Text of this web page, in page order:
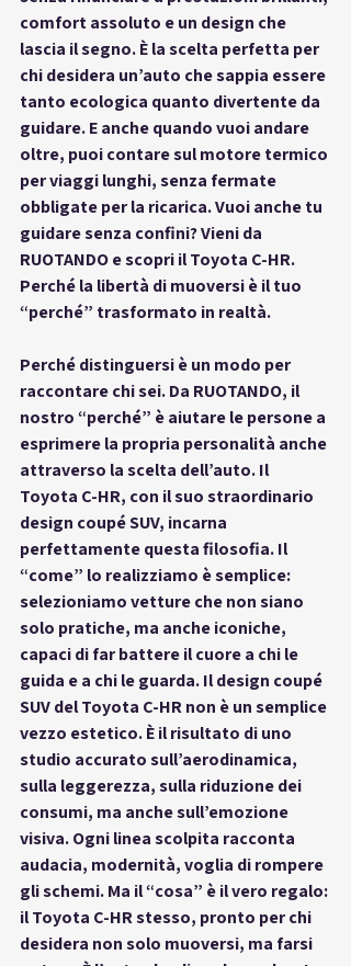
comfort assoluto e un design che
lascia il segno. È la scelta perfetta per
chi desidera un’auto che sappia essere
tanto ecologica quanto divertente da
guidare. E anche quando vuoi andare
oltre, puoi contare sul motore termico
per viaggi lunghi, senza fermate
obbligate per la ricarica. Vuoi anche tu
guidare senza confini? Vieni da
RUOTANDO e scopri il Toyota C-HR.
Perché la libertà di muoversi è il tuo
“perché” trasformato in realtà.
Perché distinguersi è un modo per
raccontare chi sei. Da RUOTANDO, il
nostro “perché” è aiutare le persone a
esprimere la propria personalità anche
attraverso la scelta dell’auto. Il
Toyota C-HR, con il suo straordinario
design coupé SUV, incarna
perfettamente questa filosofia. Il
“come” lo realizziamo è semplice:
selezioniamo vetture che non siano
solo pratiche, ma anche iconiche,
capaci di far battere il cuore a chi le
guida e a chi le guarda. Il design coupé
SUV del Toyota C-HR non è un semplice
vezzo estetico. È il risultato di uno
studio accurato sull’aerodinamica,
sulla leggerezza, sulla riduzione dei
consumi, ma anche sull’emozione
visiva. Ogni linea scolpita racconta
audacia, modernità, voglia di rompere
gli schemi. Ma il “cosa” è il vero regalo:
il Toyota C-HR stesso, pronto per chi
desidera non solo muoversi, ma farsi